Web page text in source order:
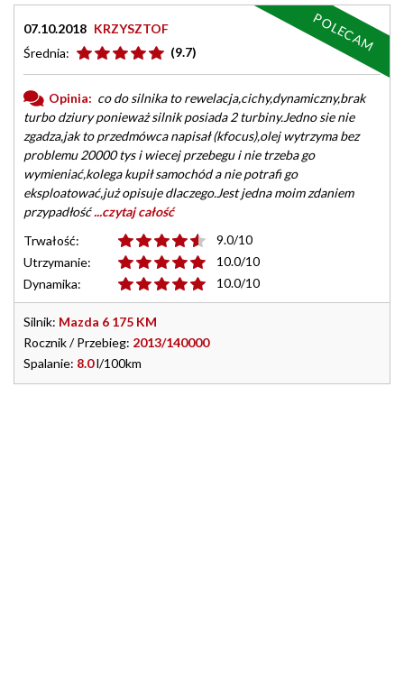
07.10.2018 KRZYSZTOF
Średnia:
(9.7)
Opinia: co do silnika to rewelacja,cichy,dynamiczny,brak
turbo dziury ponieważ silnik posiada 2 turbiny.Jedno sie nie
zgadza,jak to przedmówca napisał (kfocus),olej wytrzyma bez
problemu 20000 tys i wiecej przebegu i nie trzeba go
wymieniać,kolega kupił samochód a nie potrafi go
eksploatować,już opisuje dlaczego.Jest jedna moim zdaniem
przypadłość...czytaj całość
Trwałość:
9.0/10
Utrzymanie:
10.0/10
Dynamika:
10.0/10
Silnik: Mazda 6 175 KM
Rocznik / Przebieg: 2013/140000
Spalanie: 8.0l/100km
POLECAM